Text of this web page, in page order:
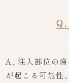
A, 注入部位の
が起こる可能性